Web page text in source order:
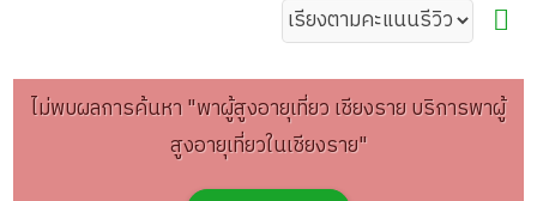
ไม่พบผลการค้นหา "พาผู้สูงอายุเที่ยว เชียงราย บริการพาผู้
สูงอายุเที่ยวในเชียงราย"